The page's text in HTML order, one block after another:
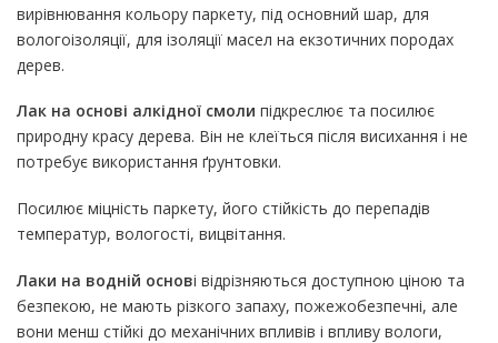
вирівнювання кольору паркету, під основний шар, для
вологоізоляції, для ізоляції масел на екзотичних породах
дерев.
Лак на основі алкідної смоли підкреслює та посилює
природну красу дерева. Він не клеїться після висихання і не
потребує використання ґрунтовки.
Посилює міцність паркету, його стійкість до перепадів
температур, вологості, вицвітання.
Лаки на водній основі відрізняються доступною ціною та
безпекою, не мають різкого запаху, пожежобезпечні, але
вони менш стійкі до механічних впливів і впливу вологи,